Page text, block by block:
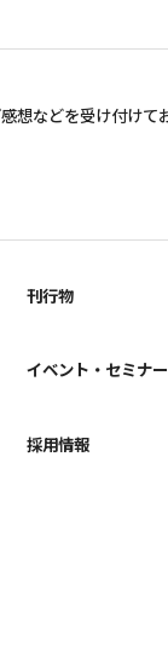
想などを受け付けて
刊行物
イベント・セミナー
採用情報